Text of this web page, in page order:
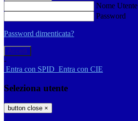
Nome Utente
Password
Password dimenticata?
-
Entra con SPID Entra con CIE
Seleziona utente
button close ×